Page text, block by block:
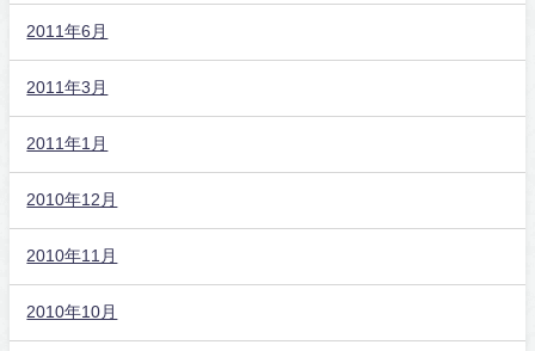
2011年6月
2011年3月
2011年1月
2010年12月
2010年11月
2010年10月